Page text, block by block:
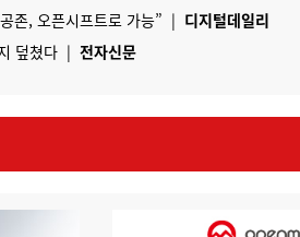
존, 오픈시프트로 가능” | 디지털데일리
지 덮쳤다 |전자신문